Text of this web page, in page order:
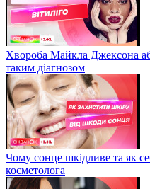
Хвороба Майкла Джексона
таким діагнозом
Чому сонце шкідливе та як
косметолога